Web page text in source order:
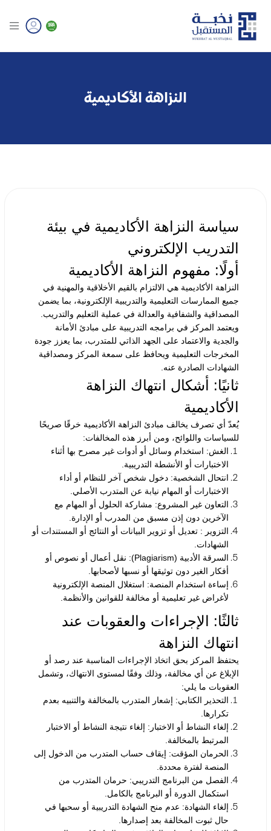
النزاهة الأكاديمية
سياسة النزاهة الأكاديمية في بيئة
التدريب الإلكتروني
أولًا: مفهوم النزاهة الأكاديمية
النزاهة الأكاديمية هي الالتزام بالقيم الأخلاقية والمهنية في
جميع الممارسات التعليمية والتدريبية الإلكترونية، بما يضمن
المصداقية والشفافية والعدالة في عملية التعليم والتدريب.
ويعتمد المركز في برامجه التدريبية على مبادئ الأمانة
والجدية والاعتماد على الجهد الذاتي للمتدرب، بما يعزز جودة
المخرجات التعليمية ويحافظ على سمعة المركز ومصداقية
الشهادات الصادرة عنه.
ثانيًا: أشكال انتهاك النزاهة
الأكاديمية
يُعدّ أي تصرف يخالف مبادئ النزاهة الأكاديمية خرقًا صريحًا
للسياسات واللوائح، ومن أبرز هذه المخالفات:
الغش: استخدام وسائل أو أدوات غير مصرح بها أثناء
الاختبارات أو الأنشطة التدريبية.
انتحال الشخصية: دخول شخص آخر للنظام أو أداء
الاختبارات أو المهام نيابة عن المتدرب الأصلي.
التعاون غير المشروع: مشاركة الحلول أو المهام مع
الآخرين دون إذن مسبق من المدرب أو الإدارة.
التزوير : تعديل أو تزوير البيانات أو النتائج أو المستندات أو
الشهادات.
السرقة الأدبية (Plagiarism):
نقل أعمال أو نصوص أو
أفكار الغير دون توثيقها أو نسبها لأصحابها.
إساءة استخدام المنصة: استغلال المنصة الإلكترونية
لأغراض غير تعليمية أو مخالفة للقوانين والأنظمة.
ثالثًا: الإجراءات والعقوبات عند
انتهاك النزاهة
يحتفظ المركز بحق اتخاذ الإجراءات المناسبة عند رصد أو
الإبلاغ عن أي مخالفة، وذلك وفقًا لمستوى الانتهاك، وتشمل
العقوبات ما يلي:
التحذير الكتابي: إشعار المتدرب بالمخالفة والتنبيه بعدم
تكرارها.
إلغاء النشاط أو الاختبار : إلغاء نتيجة النشاط أو الاختبار
المرتبط بالمخالفة.
الحرمان المؤقت: إيقاف حساب المتدرب من الدخول إلى
المنصة لفترة محددة.
الفصل من البرنامج التدريبي: حرمان المتدرب من
استكمال الدورة أو البرنامج بالكامل.
إلغاء الشهادة: عدم منح الشهادة التدريبية أو سحبها في
حال ثبوت المخالفة بعد إصدارها.